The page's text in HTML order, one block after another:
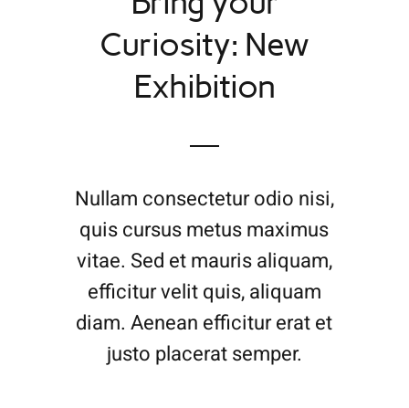
Curiosity: New
Exhibition
Nullam consectetur odio nisi,
quis cursus metus maximus
vitae. Sed et mauris aliquam,
efficitur velit quis, aliquam
diam. Aenean efficitur erat et
justo placerat semper.